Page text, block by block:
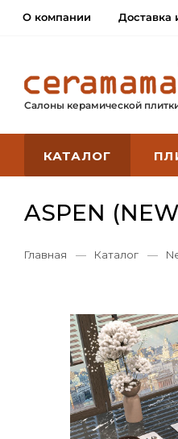
О компании Доставка
Салоны керамической
КАТАЛОГ
ASPEN
Главная — Каталог —